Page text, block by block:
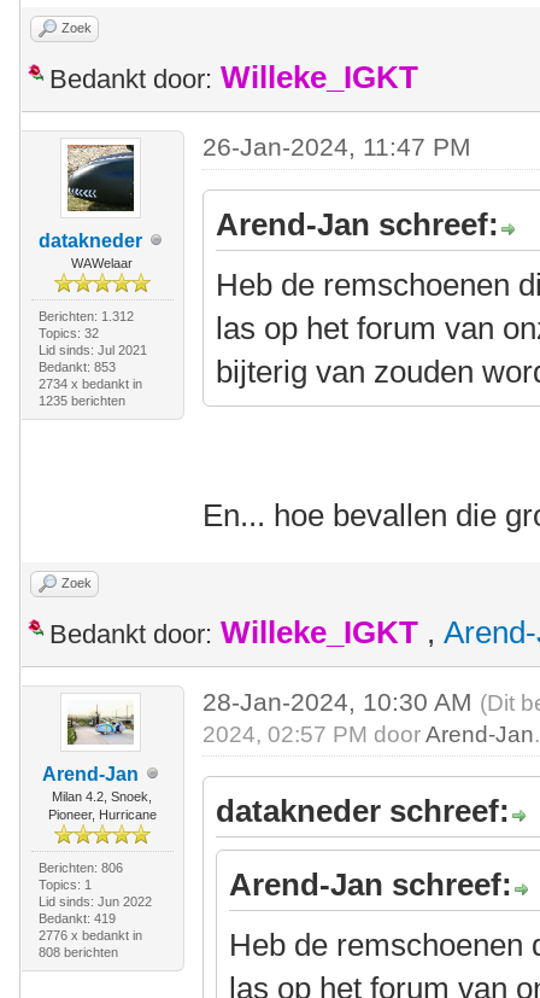
Zoek
Bedankt door: Willeke_IGKT
datakneder
WAWelaar
Berichten: 1.312
Topics: 32
Lid sinds: Jul 2021
Bedankt: 853
2734 x bedankt in
1235 berichten
26-Jan-2024, 11:47 PM
Arend-Jan schreef:
Heb de remschoenen
las op het forum van
bijterig van zouden
En... hoe bevallen die
Zoek
Bedankt door: Willeke_IGKT ,
Arend-Jan
Milan 4.2, Snoek,
Pioneer, Hurricane
Berichten: 806
Topics: 1
Lid sinds: Jun 2022
Bedankt: 419
2776 x bedankt in
808 berichten
28-Jan-2024, 10:30 AM (Dit
2024, 02:57 PM doorArend-Jan
datakneder schreef:
Arend-Jan schreef:
Heb de remschoenen
las op het forum van